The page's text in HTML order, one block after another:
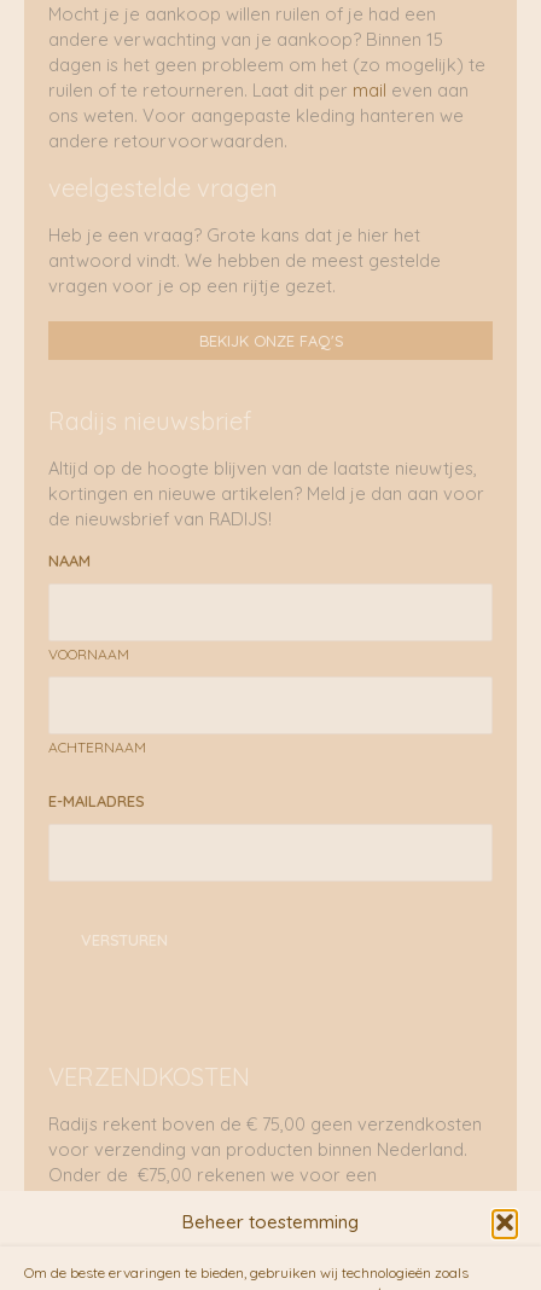
Beheer toestemming
Om de beste ervaringen te bieden, gebruiken wij technologieën zoals
Mocht je je aankoop willen ruilen of je had een
andere verwachting van je aankoop? Binnen 15
dagen is het geen probleem om het (zo mogelijk) te
ruilen of te retourneren. Laat dit per mail even aan
ons weten. Voor aangepaste kleding hanteren we
andere retourvoorwaarden.
veelgestelde vragen
Heb je een vraag? Grote kans dat je hier het
antwoord vindt. We hebben de meest gestelde
vragen voor je op een rijtje gezet.
BEKIJK ONZE FAQ'S
Radijs nieuwsbrief
Altijd op de hoogte blijven van de laatste nieuwtjes,
kortingen en nieuwe artikelen? Meld je dan aan voor
de nieuwsbrief van RADIJS!
NAAM
VOORNAAM
ACHTERNAAM
E-MAILADRES
VERSTUREN
VERZENDKOSTEN
Radijs rekent boven de € 75,00 geen verzendkosten
voor verzending van producten binnen Nederland.
Onder de €75,00 rekenen we voor een